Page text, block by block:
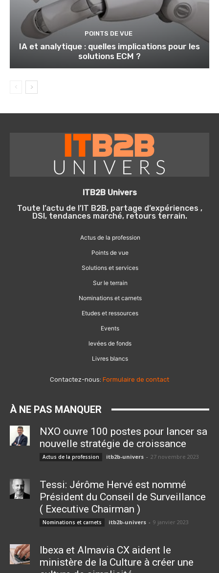
POINTS DE VUE
IA et analytique : quelles implications pour les
solutions ECM ?
ITB2B Univers
Toute l’actu de l’IT B2B, partage d’expériences ,
DSI, tendances marché, retours terrain.
Actus de la profession
Points de vue
Solutions et services
Sur le terrain
Nominations et carnets
Etudes et ressources
Events
levées de fonds
Livres blancs
Contactez-nous: Formulaire de contact
À NE PAS MANQUER
NXO ouvre 100 postes pour lancer sa
nouvelle stratégie de croissance
Actus de la profession itb2b-univers - 27 novembre 2023
Tessi: Jérôme Hervé est nommé
Président du Conseil de Surveillance
( Executive Chairman )
Nominations et carnets itb2b-univers - 9 janvier 2023
Ibexa et Almavia CX aident le
ministère de la Culture à créer une